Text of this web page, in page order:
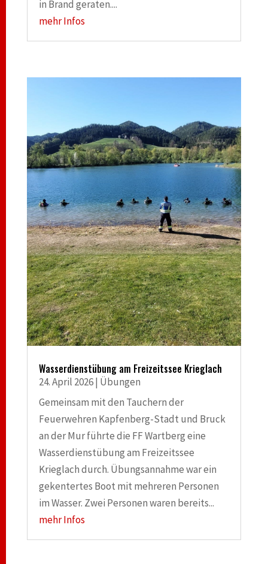
in Brand geraten....
mehr Infos
Wasserdienstübung am Freizeitssee Krieglach
24. April 2026| Übungen
Gemeinsam mit den Tauchern der
Feuerwehren Kapfenberg-Stadt und Bruck
an der Mur führte die FF Wartberg eine
Wasserdienstübung am Freizeitssee
Krieglach durch. Übungsannahme war ein
gekentertes Boot mit mehreren Personen
im Wasser. Zwei Personen waren bereits...
mehr Infos